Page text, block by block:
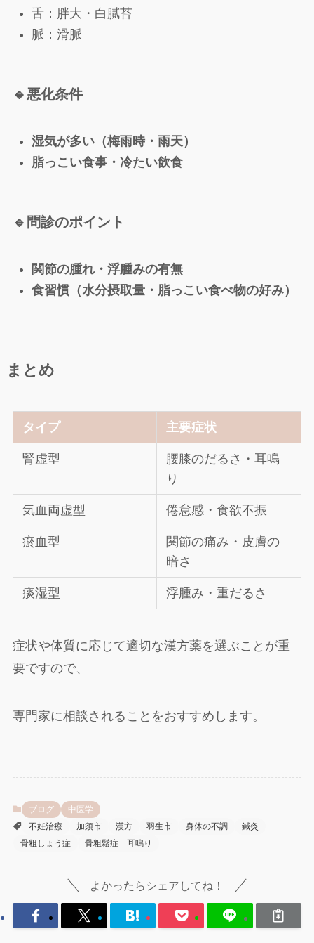
舌：胖大・白膩苔
脈：滑脈
🔹 悪化条件
湿気が多い（梅雨時・雨天）
脂っこい食事・冷たい飲食
🔹 問診のポイント
関節の腫れ・浮腫みの有無
食習慣（水分摂取量・脂っこい食べ物の好み）
まとめ
タイプ 主要症状
腎虚型
腰膝のだるさ・耳鳴
り
気血両虚型 倦怠感・食欲不振
瘀血型
関節の痛み・皮膚の
暗さ
痰湿型 浮腫み・重だるさ
症状や体質に応じて適切な漢方薬を選ぶことが重
要ですので、
専門家に相談されることをおすすめします。
ブログ
中医学
不妊治療
加須市 漢方 羽生市 身体の不調
鍼灸
骨粗しょう症
骨粗鬆症 耳鳴り
よかったらシェアしてね！